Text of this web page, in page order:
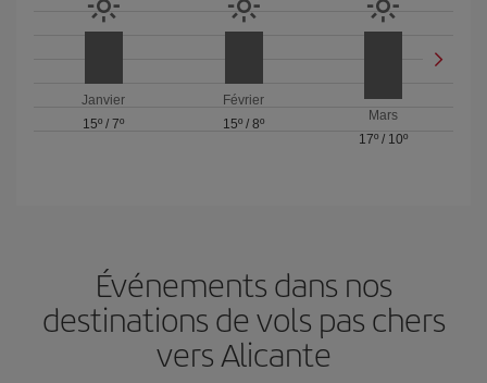
Janvier
15º /7º
Février
15º / 8º
Mars
17º / 10º
Événements dans nos
destinations de vols pas chers
vers Alicante